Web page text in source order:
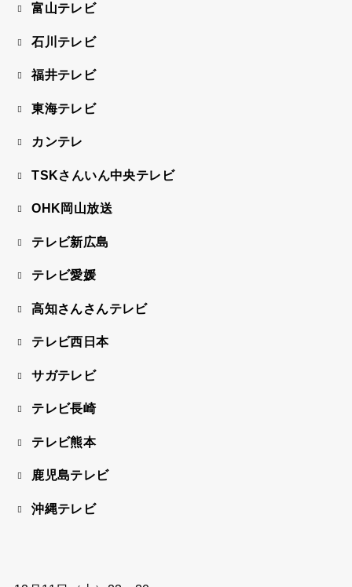
富山テレビ
石川テレビ
福井テレビ
東海テレビ
カンテレ
TSKさんいん中央テレビ
OHK岡山放送
テレビ新広島
テレビ愛媛
高知さんさんテレビ
テレビ西日本
サガテレビ
テレビ長崎
テレビ熊本
鹿児島テレビ
沖縄テレビ